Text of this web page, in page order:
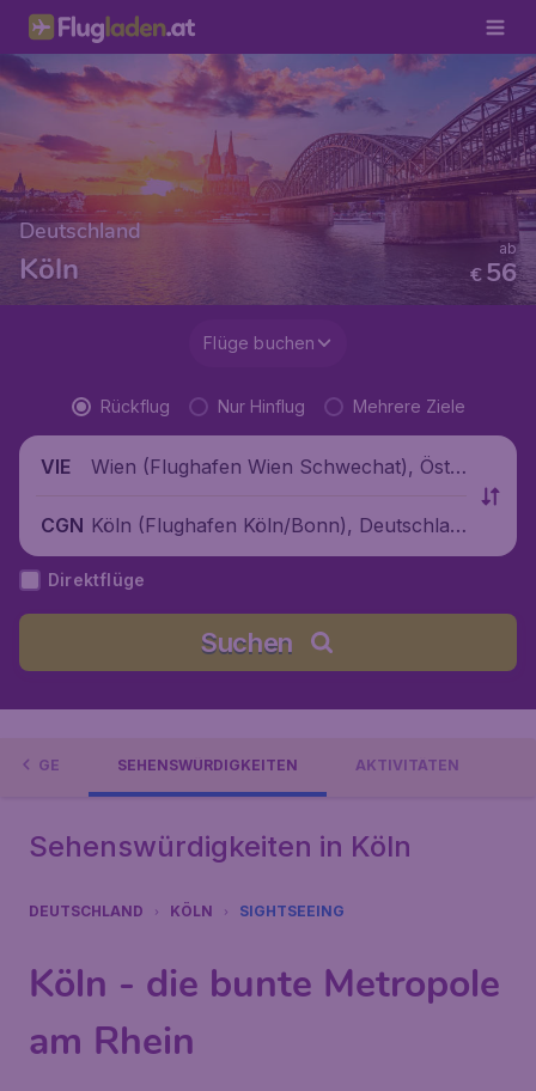
Deutschland
Köln €56
ab
Flüge buchen
Rückflug Nur Hinflug Mehrere Ziele
VIE
Wien (Flughafen Wien Schwechat), Öste
CGN Köln (Flughafen Köln/Bonn), Deutschlan
d
Direktflüge
Suchen
FLÜGE SEHENSWÜRDIGKEITEN AKTIVITÄTEN
Sehenswürdigkeiten in Köln
DEUTSCHLAND KÖLN SIGHTSEEING
Köln - die bunte Metropole
am Rhein